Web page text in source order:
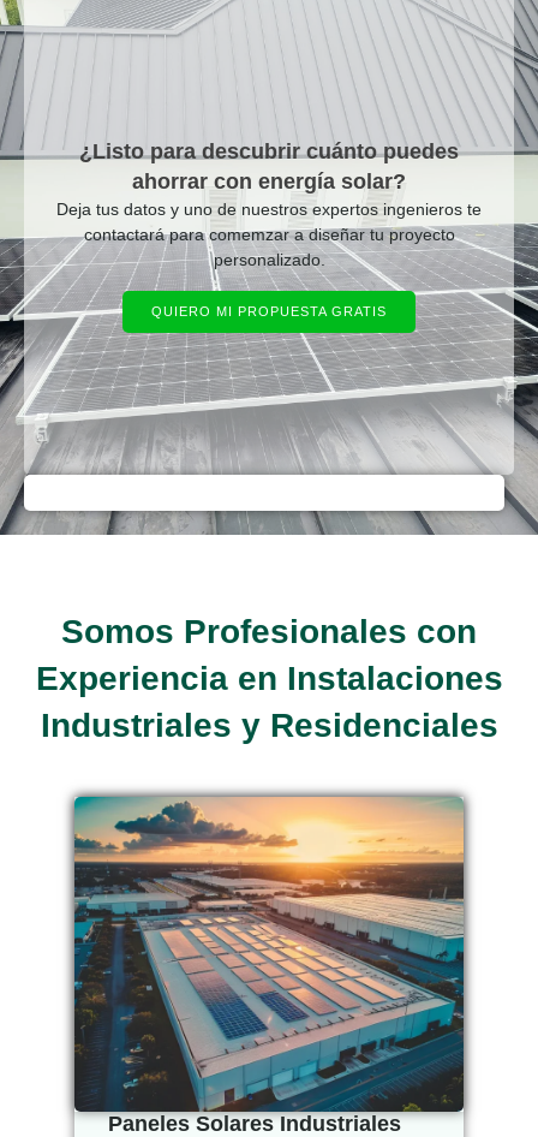
¿Listo para descubrir cuánto puedes
ahorrar con energía solar?
Deja tus datos y uno de nuestros expertos ingenieros te
contactará para comemzar a diseñar tu proyecto
personalizado.
QUIERO MI PROPUESTA GRATIS
Somos Profesionales con
Experiencia en Instalaciones
Industriales y Residenciales
Paneles Solares Industriales